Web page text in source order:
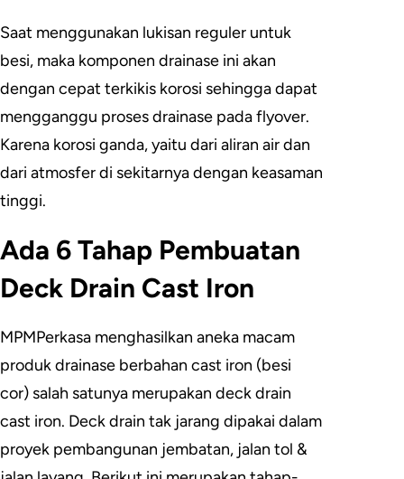
Saat menggunakan lukisan reguler untuk
besi, maka komponen drainase ini akan
dengan cepat terkikis korosi sehingga dapat
mengganggu proses drainase pada flyover.
Karena korosi ganda, yaitu dari aliran air dan
dari atmosfer di sekitarnya dengan keasaman
tinggi.
Ada 6 Tahap Pembuatan
Deck Drain Cast Iron
MPMPerkasa menghasilkan aneka macam
produk drainase berbahan cast iron (besi
cor) salah satunya merupakan deck drain
cast iron. Deck drain tak jarang dipakai dalam
proyek pembangunan jembatan, jalan tol &